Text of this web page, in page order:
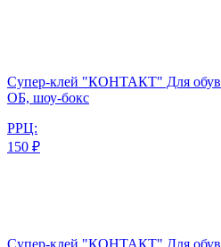
Супер-клей "КОНТАКТ" Для
ОБ, шоу-бокс
РРЦ:
150 ₽